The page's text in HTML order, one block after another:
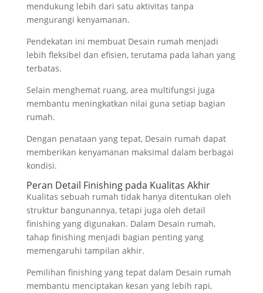
mendukung lebih dari satu aktivitas tanpa
mengurangi kenyamanan.
Pendekatan ini membuat Desain rumah menjadi
lebih fleksibel dan efisien, terutama pada lahan yang
terbatas.
Selain menghemat ruang, area multifungsi juga
membantu meningkatkan nilai guna setiap bagian
rumah.
Dengan penataan yang tepat, Desain rumah dapat
memberikan kenyamanan maksimal dalam berbagai
kondisi.
Peran Detail Finishing pada Kualitas Akhir
Kualitas sebuah rumah tidak hanya ditentukan oleh
struktur bangunannya, tetapi juga oleh detail
finishing yang digunakan. Dalam Desain rumah,
tahap finishing menjadi bagian penting yang
memengaruhi tampilan akhir.
Pemilihan finishing yang tepat dalam Desain rumah
membantu menciptakan kesan yang lebih rapi,